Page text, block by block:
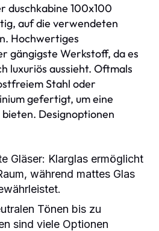
duschkabine 100x100
auf die verwendeten
Hochwertiges
gängigste Werkstoff, da es
luxuriös aussieht. Oftmals
Stahl oder
gefertigt, um eine
bieten. Designoptionen
Gläser: Klarglas ermöglicht
während mattes Glas
Tönen bis zu
sind viele Optionen